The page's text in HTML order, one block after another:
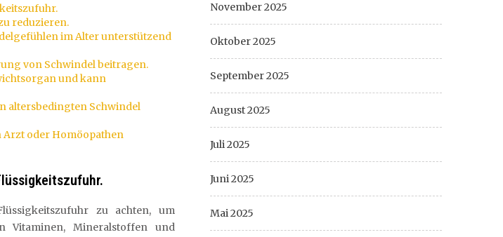
reduzieren.
im Alter unterstützend
von Schwindel beitragen.
und kann
altersbedingten Schwindel
Arzt oder Homöopathen
zu achten, um
Vitaminen, Mineralstoffen und
November 2025
Oktober 2025
September 2025
August 2025
Juli 2025
Juni 2025
Mai 2025